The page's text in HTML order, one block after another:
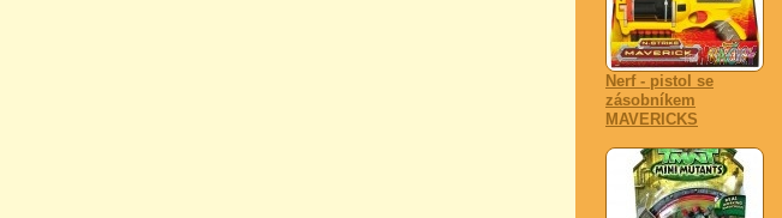
Nerf - pistol se
zásobníkem
MAVERICKS